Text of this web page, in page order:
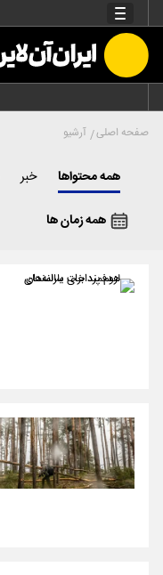
صفحه اصلی آرشیو
همه محتواها خبر
همه زمان ها